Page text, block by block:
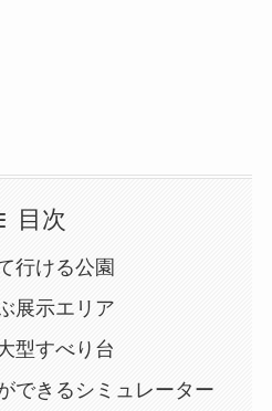
目次
行ける公園
展示エリア
型すべり台
できるシミュレーター